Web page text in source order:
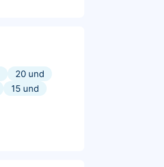
20 und
15 und